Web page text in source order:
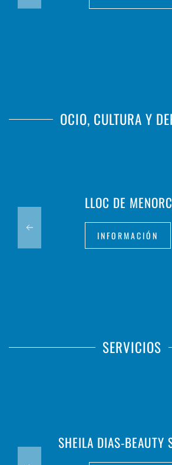
OCIO, CULTURA Y
LLOC DE
INFORMACIÓN
SERVICIOS
SHEILA DIAS-BEAUTY